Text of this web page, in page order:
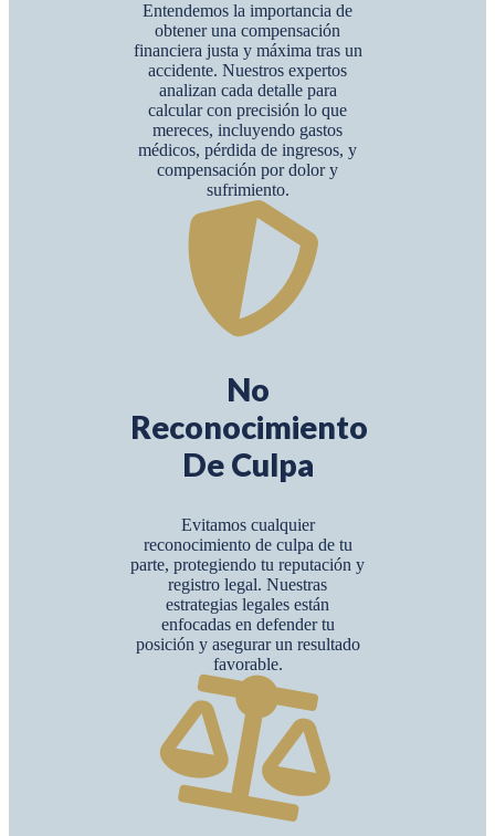
Entendemos la importancia de
obtener una compensación
financiera justa y máxima tras un
accidente. Nuestros expertos
analizan cada detalle para
calcular con precisión lo que
mereces, incluyendo gastos
médicos, pérdida de ingresos, y
compensación por dolor y
sufrimiento.
No
Reconocimiento
De Culpa
Evitamos cualquier
reconocimiento de culpa de tu
parte, protegiendo tu reputación y
registro legal. Nuestras
estrategias legales están
enfocadas en defender tu
posición y asegurar un resultado
favorable.